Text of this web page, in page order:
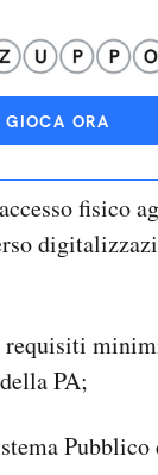
GIOCA ORA
fisico
PA;
Pubblico